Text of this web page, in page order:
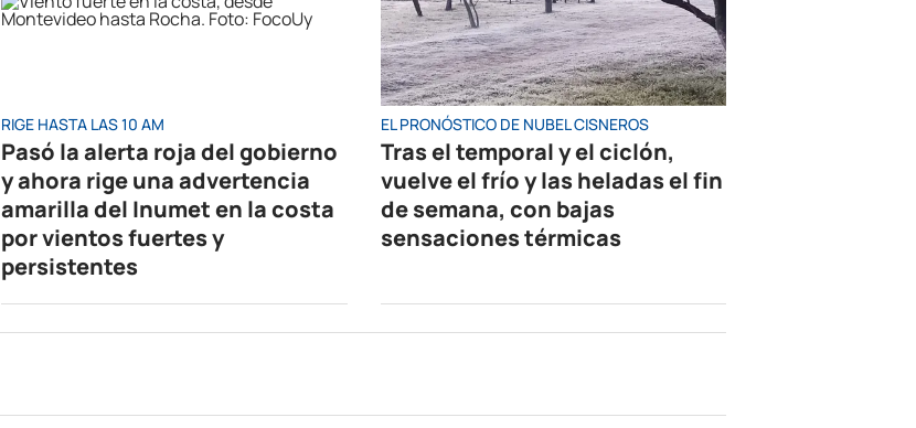
RIGE HASTA LAS 10 AM
Pasó la alerta roja del gobierno
y ahora rige una advertencia
amarilla del Inumet en la costa
por vientos fuertes y
persistentes
EL PRONÓSTICO DE NUBEL CISNEROS
Tras el temporal y el ciclón,
vuelve el frío y las heladas el fin
de semana, con bajas
sensaciones térmicas